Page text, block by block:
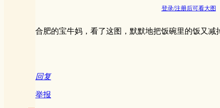
登录/注册后可看大图
合肥的宝牛妈，看了这图，默默地把饭碗里的饭又
回复
举报